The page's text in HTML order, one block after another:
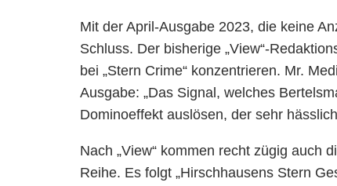
Mit der April-Ausgabe 2023, die keine
Schluss. Der bisherige „View“-
bei „Stern Crime“ konzentrieren. Mr.
Ausgabe: „Das Signal, welches
Dominoeffekt auslösen, der sehr
Nach „View“ kommen recht zügig auch
Reihe. Es folgt „Hirschhausens Stern